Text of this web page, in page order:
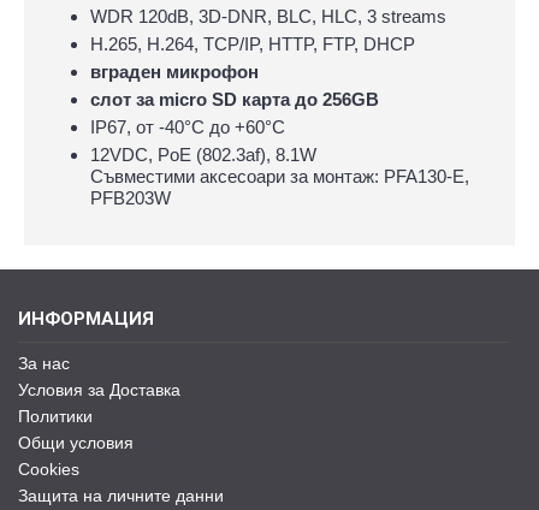
WDR 120dB, 3D-DNR, BLC, HLC, 3 streams
H.265, H.264, TCP/IP, HTTP, FTP, DHCP
вграден микрофон
слот за micro SD карта до 256GB
IP67, oт -40°С до +60°С
12VDC, PoE (802.3af), 8.1W
Съвместими аксесоари за монтаж: PFA130-E,
PFB203W
ИНФОРМАЦИЯ
За нас
Условия за Доставка
Политики
Общи условия
Cookies
Защита на личните данни